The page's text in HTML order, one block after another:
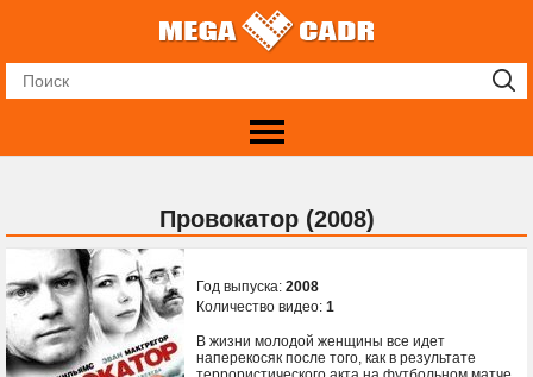
Провокатор (2008)
Год выпуска: 2008
Количество видео: 1
В жизни молодой женщины все идет
наперекосяк после того, как в результате